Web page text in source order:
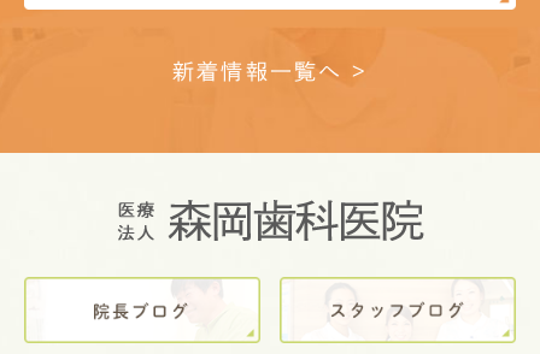
新着情報一覧へ >